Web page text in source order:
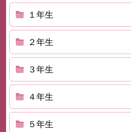
１年生
２年生
３年生
４年生
５年生